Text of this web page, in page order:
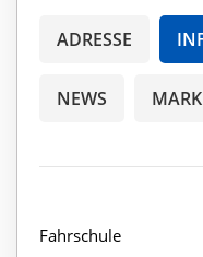
ADRESSE
NEWS
Fahrschule